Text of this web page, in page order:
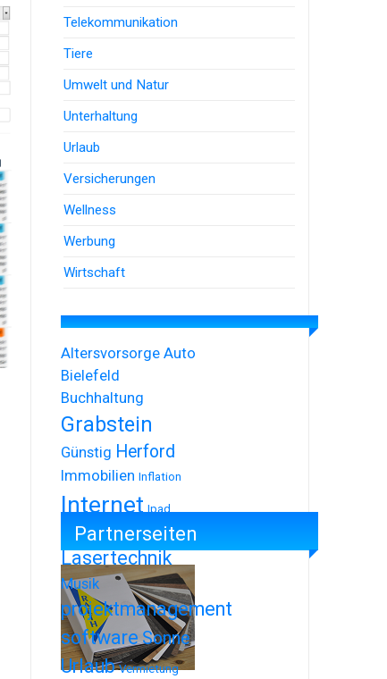
Telekommunikation
Tiere
Umwelt und Natur
Unterhaltung
Urlaub
Versicherungen
Wellness
Werbung
Wirtschaft
Altersvorsorge Auto
Bielefeld
Buchhaltung
Grabstein
Günstig Herford
Immobilien Inflation
Internet Ipad
Iphone
Lasertechnik
Musik
projektmanagement
softwareSonne
Urlaub Vermietung
Partnerseiten